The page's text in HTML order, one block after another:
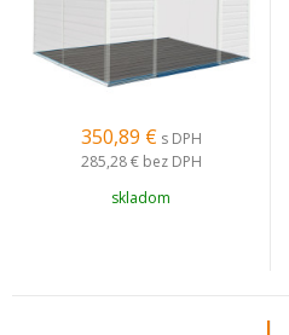
350,89 € s DPH
285,28 € bez DPH
skladom